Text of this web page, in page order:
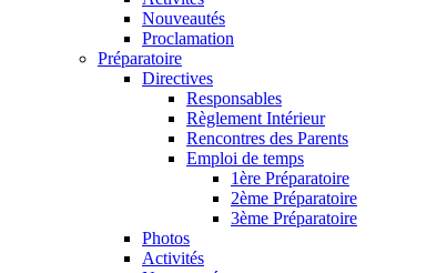
Nouveautés
Proclamation
Préparatoire
Directives
Responsables
Règlement Intérieur
Rencontres des Parents
Emploi de temps
1ère Préparatoire
2ème Préparatoire
3ème Préparatoire
Photos
Activités